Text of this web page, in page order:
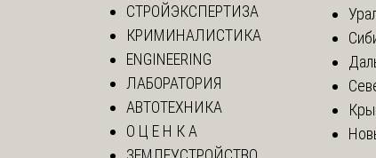
СТРОЙЭКСПЕРТИЗА
КРИМИНАЛИСТИКА
ENGINEERING
ЛАБОРАТОРИЯ
АВТОТЕХНИКА
О Ц Е Н К А